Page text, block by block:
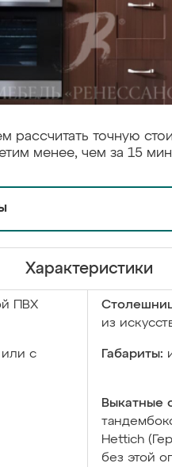
рассчитать точную
менее, чем за 15
Характеристики
ПВХ
из
с
Габариты:
Выкатные
Hettich
без этой